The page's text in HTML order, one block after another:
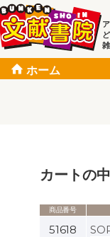
ホーム
カートの
商品番号
51618